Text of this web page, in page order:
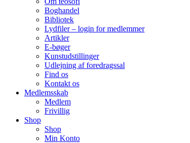
Boghandel
Bibliotek
Lydfiler – login for medlemmer
Artikler
E-bøger
Kunstudstillinger
Udlejning af foredragssal
Find os
Kontakt os
Medlemsskab
Medlem
Frivillig
Shop
Shop
Min Konto